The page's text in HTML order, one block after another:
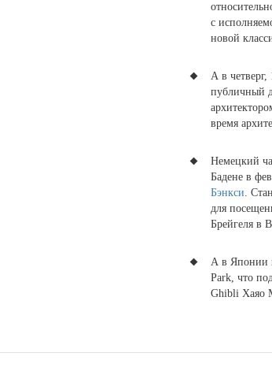
с
новой
А в
публичный
время
Немецкий
Бадене в
Бэнкси.
для
Брейгеля в
А в Японии
Park, что
Ghibli Хаяо